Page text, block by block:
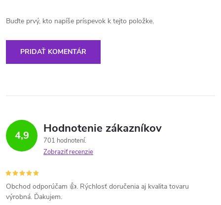
Buďte prvý, kto napíše príspevok k tejto položke.
PRIDAŤ KOMENTÁR
4,9 Hodnotenie zákazníkov
701 hodnotení
Zobraziť recenzie
Obchod odporúčam 👍. Rýchlosť doručenia aj kvalita tovaru
výrobná. Ďakujem.